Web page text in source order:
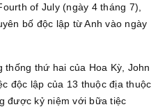
of July (ngày 4 tháng 7),
bố độc lập từ Anh vào ngày
thứ hai của Hoa Kỳ, John
độc lập của 13 thuộc địa thuộc
được kỷ niệm với bữa tiệc